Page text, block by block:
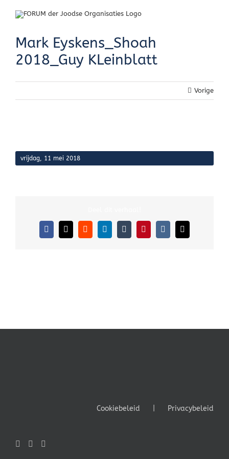
Mark Eyskens_Shoah
2018_Guy KLeinblatt
Vorige
vrijdag, 11 mei 2018
Facebook
X RedditLinkedInTumblrPinterestVk
E-
mail
Cookiebeleid Privacybeleid